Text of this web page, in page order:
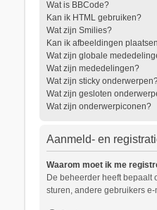
Wat is BBCode?
Kan ik HTML gebruiken?
Wat zijn Smilies?
Kan ik afbeeldingen
Wat zijn globale
Wat zijn mededelingen?
Wat zijn sticky
Wat zijn gesloten
Wat zijn onderwerpiconen?
Aanmeld- en
Waarom moet ik me
De beheerder heeft bepaalt
sturen, andere gebruikers